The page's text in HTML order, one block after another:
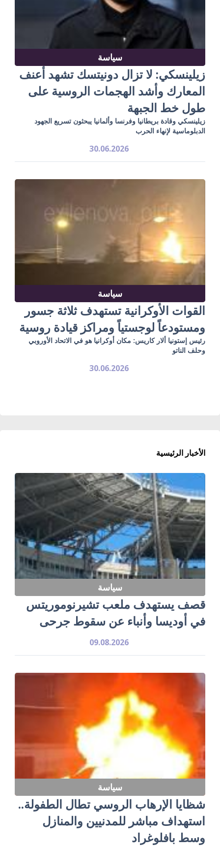
سياسة
زيلينسكي: لا تزال دونيتسك تشهد أعنف
المعارك وأشد الهجمات الروسية على
طول خط الجبهة
زيلينسكي وقادة بريطانيا وفرنسا وألمانيا يبحثون تسريع الجهود
الدبلوماسية لإنهاء الحرب
30.06.2026
سياسة
القوات الأوكرانية تستهدف ثلاثة جسور
ومستودعاً لوجستياً ومراكز قيادة روسية
رئيس إستونيا ألار كاريس: مكان أوكرانيا هو في الاتحاد الأوروبي
وحلف الناتو
30.06.2026
الأخبار الرئيسية
سياسة
قصف يستهدف ملعب تشيرنوموريتس
في أوديسا وأنباء عن سقوط جرحى
09.08.2026
سياسة
شظايا الإرهاب الروسي تطال الطفولة..
استهداف مباشر للمدنيين والمنازل
وسط بافلوغراد